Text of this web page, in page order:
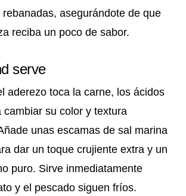
rebanadas, asegurándote de que
reciba un poco de sabor.
serve
aderezo toca la carne, los ácidos
cambiar su color y textura
unas escamas de sal marina
dar un toque crujiente extra y un
puro. Sirve inmediatamente
y el pescado siguen fríos.